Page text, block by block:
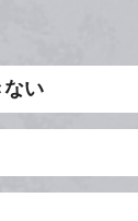
ない